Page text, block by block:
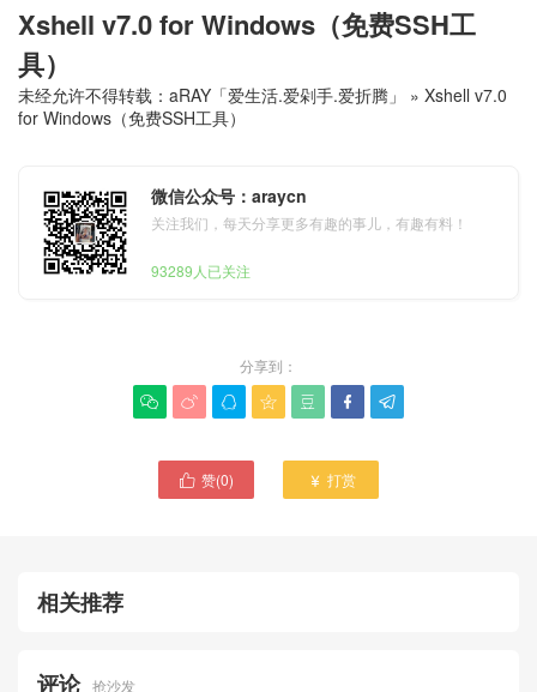
Xshell v7.0 for Windows（免费SSH工
具）
未经允许不得转载： aRAY「爱生活.爱剁手.爱折腾」 » Xshell v7.0
for Windows（免费SSH工具）
微信公众号：araycn
关注我们，每天分享更多有趣的事儿，有趣有料！
93289人已关注
分享到：
      
 赞(0)  打赏
相关推荐
评论 抢沙发